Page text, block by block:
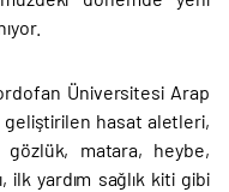
Üniversitesi Arap
geliştirilen hasat aletleri,
gözlük, matara, heybe,
yardım sağlık kiti gibi